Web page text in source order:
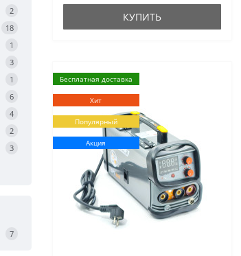
2
18
1
3
1
6
4
2
3
7
КУПИТЬ
Бесплатная доставка
Хит
Популярный
Акция